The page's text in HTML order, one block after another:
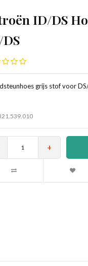
ID/DS
grijs stof voor
+